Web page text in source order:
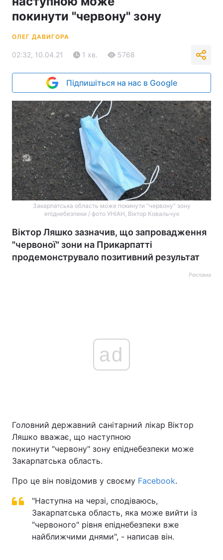
покинути "червону" зону
ОЛЕГ ДАВИГОРА
02:32, 10.04.21 1 хв. 5768
Підпишіться на нас в Google
Закарпатська область може покинути "червону" зону
епіднебезпеки / фото УНІАН, Віктор Ковальчук
Віктор Ляшко зазначив, що запровадження
"червоної" зони на Прикарпатті
продемонструвало позитивний результат
Реклама
ad
Головний державний санітарний лікар Віктор
Ляшко вважає, що наступною
покинути "червону" зону епіднебезпеки може
Закарпатська область.
Про це він повідомив у своєму Facebook.
"Наступна на черзі, сподіваюсь,
Закарпатська область, яка може вийти із
"червоного" рівня епіднебезпеки вже
найближчими днями", - написав він.